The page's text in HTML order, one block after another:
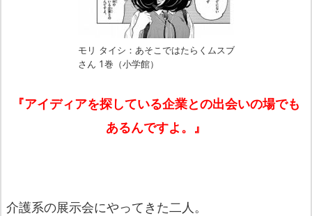
モリ タイシ：あそこではたらくムスブ
さん 1巻（小学館）
『アイディアを探している企業との出会いの場でも
あるんですよ。 』
介護系の展示会にやってきた二人。